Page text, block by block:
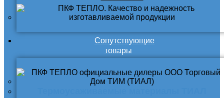
Сопутствующие
товары